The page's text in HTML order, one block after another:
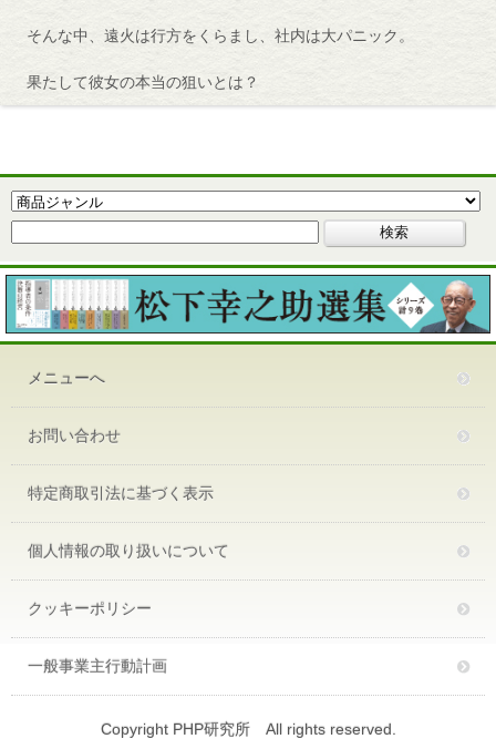
そんな中、遠火は行方をくらまし、社内は大パニック。
果たして彼女の本当の狙いとは？
メニューへ
お問い合わせ
特定商取引法に基づく表示
個人情報の取り扱いについて
クッキーポリシー
一般事業主行動計画
Copyright PHP研究所 All rights reserved.